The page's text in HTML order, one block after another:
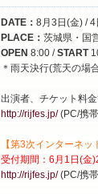
DATE ： 8月3日(金) / 4
PLACE ： 茨城県・国
OPEN 8:00 /START
＊雨天決行(荒天の場
出演者、チケット料
http://rijfes.jp/(PC/携帯
【第3次インターネッ
受付期間：6月1日(金
http://rijfes.jp/(PC/携